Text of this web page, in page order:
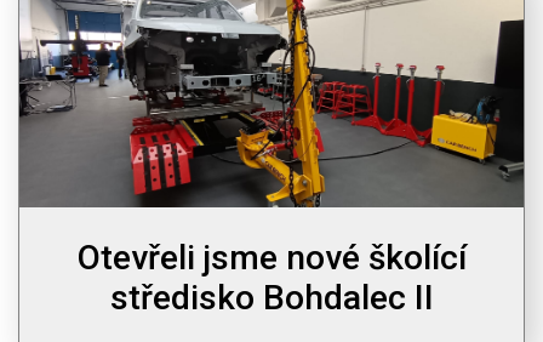
Otevřeli jsme nové školící
středisko Bohdalec II